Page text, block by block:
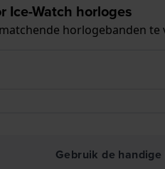
Ice-Watch horloges
horlogebanden
Gebruik de